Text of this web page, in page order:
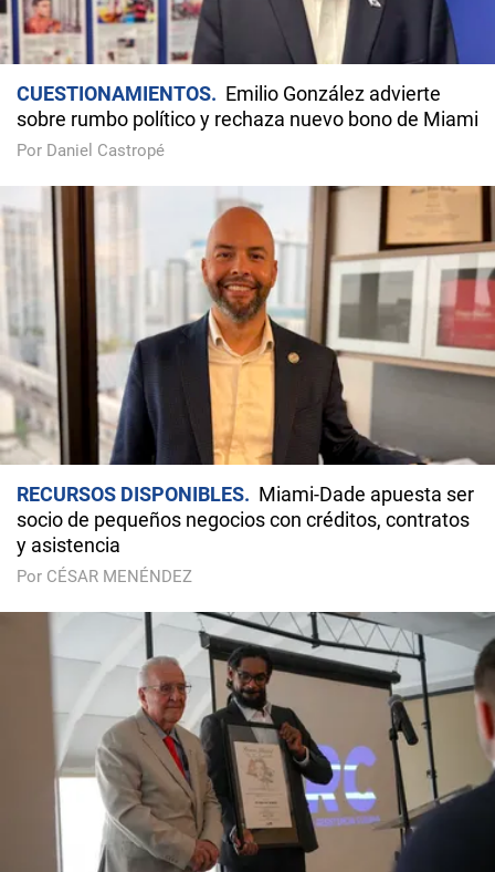
CUESTIONAMIENTOS
Emilio González advierte
sobre rumbo político y rechaza nuevo bono de Miami
Por Daniel Castropé
RECURSOS DISPONIBLES
Miami-Dade apuesta ser
socio de pequeños negocios con créditos, contratos
y asistencia
Por CÉSAR MENÉNDEZ